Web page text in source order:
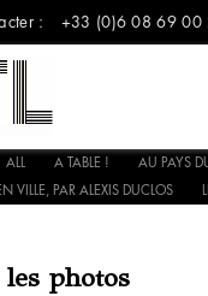
: +33 (0)6 08 69 00
ALL A TABLE ! AU PAYS
VILLE, PAR ALEXIS DUCLOS
photos